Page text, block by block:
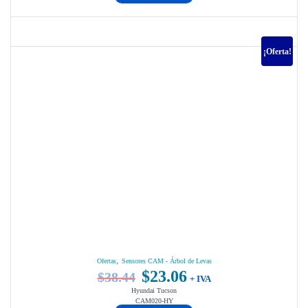
era:
$20.00.
es:
$15.92.
¡Oferta!
Ofertas, Sensores CAM - Árbol de Levas
$38.44
El
precio
$23.06El+ IVA
Hyundai Tucson
CAM020-HY